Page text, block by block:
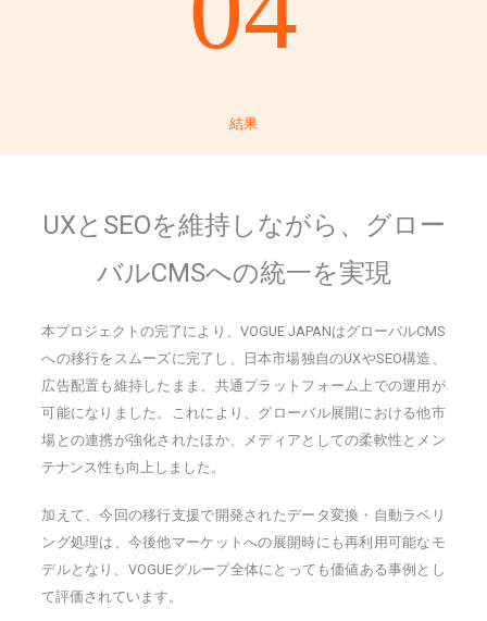
結果
UXとSEOを維持しながら、グロー
バルCMSへの統一を実現
本プロジェクトの完了により、VOGUE JAPANはグローバルCMS
への移行をスムーズに完了し、日本市場独自のUXやSEO構造、
広告配置も維持したまま、共通プラットフォーム上での運用が
可能になりました。これにより、グローバル展開における他市
場との連携が強化されたほか、メディアとしての柔軟性とメン
テナンス性も向上しました。
加えて、今回の移行支援で開発されたデータ変換・自動ラベリ
ング処理は、今後他マーケットへの展開時にも再利用可能なモ
デルとなり、VOGUEグループ全体にとっても価値ある事例とし
て評価されています。